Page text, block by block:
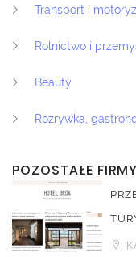
Transport i
Rolnictwo i
Beauty
Rozrywka,
POZOSTAŁE FIRMY